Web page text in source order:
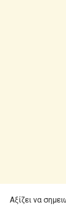
Αξίζει να